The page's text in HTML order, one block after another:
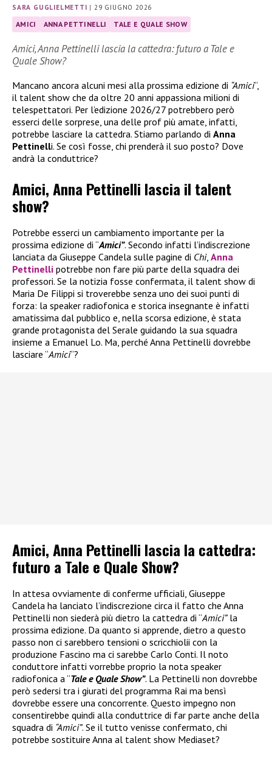
SARA GUGLIELMETTI |29 GIUGNO 2026
AMICI ANNA PETTINELLI TALE E QUALE SHOW
Amici, Anna Pettinelli lascia la cattedra: futuro a Tale e
Quale Show?
Mancano ancora alcuni mesi alla prossima edizione di “Amici“,
il talent show che da oltre 20 anni appassiona milioni di
telespettatori. Per l’edizione 2026/27 potrebbero però
esserci delle sorprese, una delle prof più amate, infatti,
potrebbe lasciare la cattedra. Stiamo parlando di Anna
Pettinelli. Se così fosse, chi prenderà il suo posto? Dove
andrà la conduttrice?
Amici, Anna Pettinelli lascia il talent
show?
Potrebbe esserci un cambiamento importante per la
prossima edizione di “Amici”. Secondo infatti l’indiscrezione
lanciata da Giuseppe Candela sulle pagine di Chi, Anna
Pettinelli potrebbe non fare più parte della squadra dei
professori. Se la notizia fosse confermata, il talent show di
Maria De Filippi si troverebbe senza uno dei suoi punti di
forza: la speaker radiofonica e storica insegnante è infatti
amatissima dal pubblico e, nella scorsa edizione, è stata
grande protagonista del Serale guidando la sua squadra
insieme a Emanuel Lo. Ma, perché Anna Pettinelli dovrebbe
lasciare “Amici“?
Amici, Anna Pettinelli lascia la cattedra:
futuro a Tale e Quale Show?
In attesa ovviamente di conferme ufficiali, Giuseppe
Candela ha lanciato l’indiscrezione circa il fatto che Anna
Pettinelli non siederà più dietro la cattedra di “Amici”la
prossima edizione. Da quanto si apprende, dietro a questo
passo non ci sarebbero tensioni o scricchiolii con la
produzione Fascino ma ci sarebbe Carlo Conti. Il noto
conduttore infatti vorrebbe proprio la nota speaker
radiofonica a “Tale e Quale Show”. La Pettinelli non dovrebbe
però sedersi tra i giurati del programma Rai ma bensì
dovrebbe essere una concorrente. Questo impegno non
consentirebbe quindi alla conduttrice di far parte anche della
squadra di “Amici”. Se il tutto venisse confermato, chi
potrebbe sostituire Anna al talent show Mediaset?